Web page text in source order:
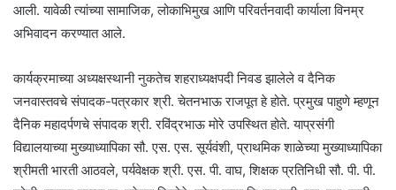
आली. यावेळी त्यांच्या सामाजिक, लोकाभिमुख आणि परिवर्तनवादी कार्याला विनम्र
अभिवादन करण्यात आले.
कार्यक्रमाच्या अध्यक्षस्थानी नुकतेच शहराध्यक्षपदी निवड झालेले व दैनिक
जनवास्तवचे संपादक-पत्रकार श्री. चेतनभाऊ राजपूत हे होते. प्रमुख पाहुणे म्हणून
दैनिक महादर्पणचे संपादक श्री. रविंद्रभाऊ मोरे उपस्थित होते. याप्रसंगी
विद्यालयाच्या मुख्याध्यापिका सौ. एस. एस. सूर्यवंशी, प्राथमिक शाळेच्या मुख्याध्यापिका
श्रीमती भारती आठवले, पर्यवेक्षक श्री. एस. पी. वाघ, शिक्षक प्रतिनिधी सौ. पी. पी.